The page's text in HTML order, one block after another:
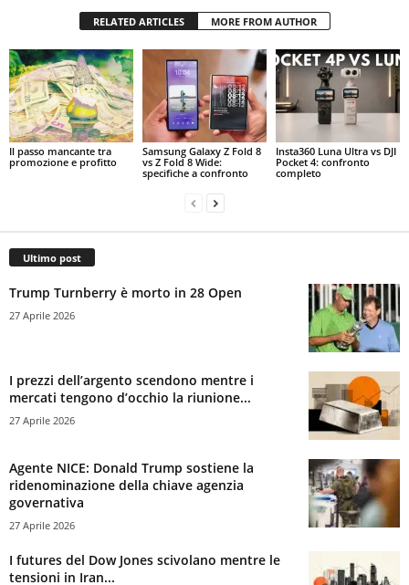
RELATED ARTICLES MORE FROM AUTHOR
Il passo mancante tra
promozione e profitto
Samsung Galaxy Z Fold 8
vs Z Fold 8 Wide:
specifiche a confronto
Insta360 Luna Ultra vs DJI
Pocket 4: confronto
completo
Ultimo post
Trump Turnberry è morto in 28 Open
27 Aprile 2026
I prezzi dell’argento scendono mentre i
mercati tengono d’occhio la riunione...
27 Aprile 2026
Agente NICE: Donald Trump sostiene la
ridenominazione della chiave agenzia
governativa
27 Aprile 2026
I futures del Dow Jones scivolano mentre le
tensioni in Iran...